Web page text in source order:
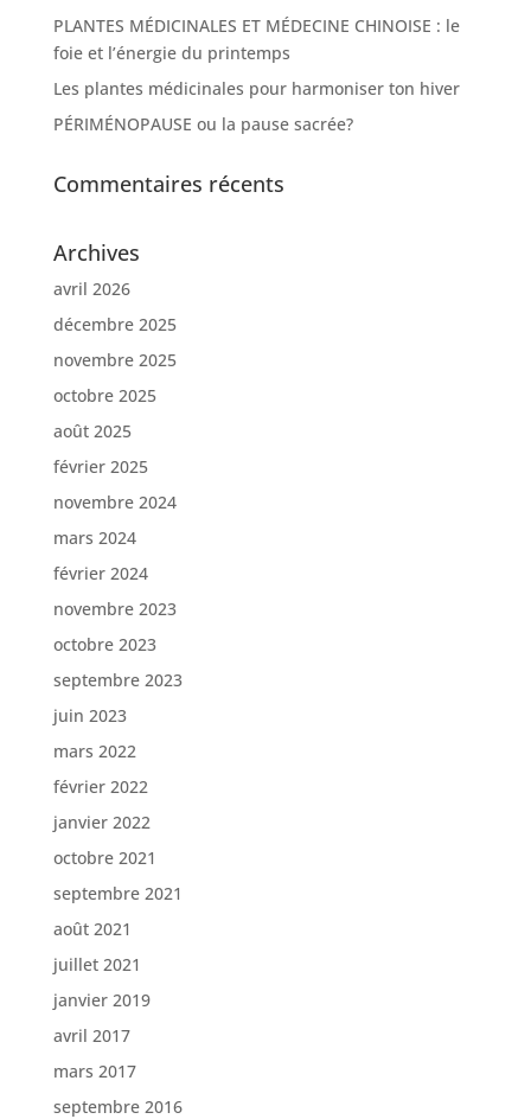
PLANTES MÉDICINALES ET MÉDECINE CHINOISE : le
foie et l’énergie du printemps
Les plantes médicinales pour harmoniser ton hiver
PÉRIMÉNOPAUSE ou la pause sacrée?
Commentaires récents
Archives
avril 2026
décembre 2025
novembre 2025
octobre 2025
août 2025
février 2025
novembre 2024
mars 2024
février 2024
novembre 2023
octobre 2023
septembre 2023
juin 2023
mars 2022
février 2022
janvier 2022
octobre 2021
septembre 2021
août 2021
juillet 2021
janvier 2019
avril 2017
mars 2017
septembre 2016